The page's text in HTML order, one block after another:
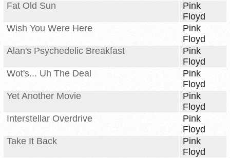
Fat Old Sun
Pink
Floyd
Wish You Were Here
Pink
Floyd
Alan's Psychedelic Breakfast
Pink
Floyd
Wot's... Uh The Deal
Pink
Floyd
Yet Another Movie
Pink
Floyd
Interstellar Overdrive
Pink
Floyd
Take It Back
Pink
Floyd